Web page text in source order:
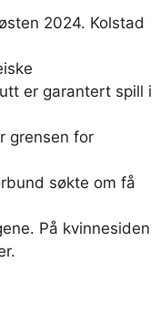
2024. Kolstad
er garantert spill i
grensen for
søkte om få
På kvinnesiden